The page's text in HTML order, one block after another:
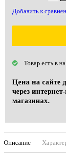
Добавить к
Товар есть в
Цена на сайте
через
магазинах.
Описание